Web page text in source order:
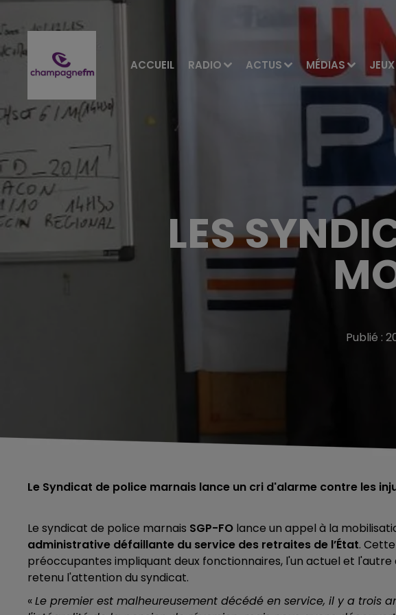
ACCUEIL RADIO ACTUS MÉDIAS JEUX
LES
Publié :
Le Syndicat de police marnais lance un cri d'alarme contre les
Le syndicat de police marnais SGP-FO lance un appel à la
administrative défaillante du service des retraites de l’État.
préoccupantes impliquant deux fonctionnaires, l'un actuel et
retenu l'attention du syndicat.
«Le premier est malheureusement décédé en service, il y a trois